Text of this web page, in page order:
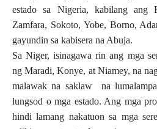
estado sa Nigeria, kabilang ang
Zamfara, Sokoto, Yobe, Borno,
gayundin sa kabisera na Abuja.
Sa Niger, isinagawa rin ang mga
ng Maradi, Konye, at Niamey, na
malawak na saklaw
na
lungsod o mga estado. Ang mga
hindi lamang nakatuon sa mga